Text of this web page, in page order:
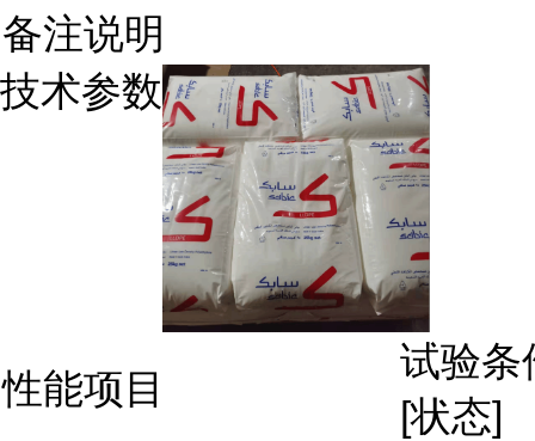
备注说明
技术参数
性能项目
试验条
[状态]